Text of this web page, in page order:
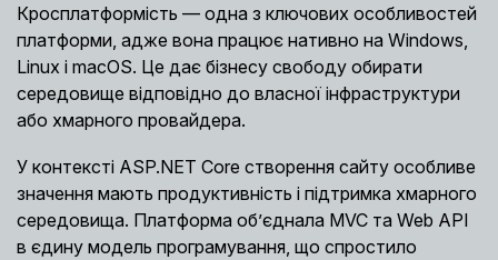
Кросплатформість — одна з ключових особливостей
платформи, адже вона працює нативно на Windows,
Linux і macOS. Це дає бізнесу свободу обирати
середовище відповідно до власної інфраструктури
або хмарного провайдера.
У контексті ASP.NET Core створення сайту особливе
значення мають продуктивність і підтримка хмарного
середовища. Платформа об’єднала MVC та Web API
в єдину модель програмування, що спростило